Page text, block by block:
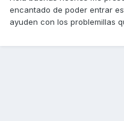
encantado de poder entrar
ayuden con los problemillas